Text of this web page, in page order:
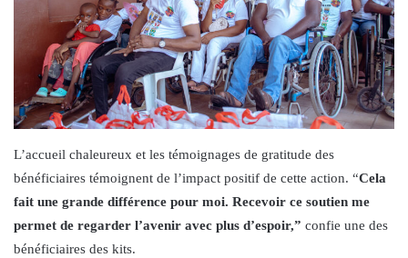
L’accueil chaleureux et les témoignages de gratitude des
bénéficiaires témoignent de l’impact positif de cette action. “Cela
fait une grande différence pour moi. Recevoir ce soutien me
permet de regarder l’avenir avec plus d’espoir,” confie une des
bénéficiaires des kits.